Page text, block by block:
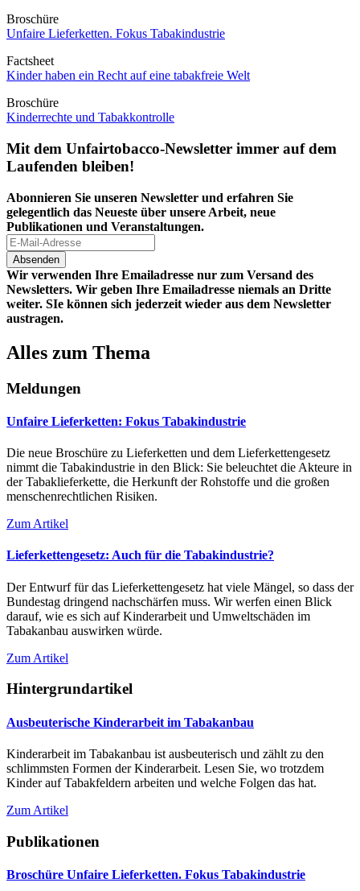
Broschüre
Unfaire Lieferketten. Fokus Tabakindustrie
Factsheet
Kinder haben ein Recht auf eine tabakfreie Welt
Broschüre
Kinderrechte und Tabakkontrolle
Mit dem Unfairtobacco-Newsletter immer auf dem
Laufenden bleiben!
Abonnieren Sie unseren Newsletter und erfahren Sie
gelegentlich das Neueste über unsere Arbeit, neue
Publikationen und Veranstaltungen.
Wir verwenden Ihre Emailadresse nur zum Versand des
Newsletters. Wir geben Ihre Emailadresse niemals an Dritte
weiter. SIe können sich jederzeit wieder aus dem Newsletter
austragen.
Alles zum Thema
Meldungen
Unfaire Lieferketten: Fokus Tabakindustrie
Die neue Broschüre zu Lieferketten und dem Lieferkettengesetz
nimmt die Tabakindustrie in den Blick: Sie beleuchtet die Akteure in
der Tabaklieferkette, die Herkunft der Rohstoffe und die großen
menschenrechtlichen Risiken.
Zum Artikel
Lieferkettengesetz: Auch für die Tabakindustrie?
Der Entwurf für das Lieferkettengesetz hat viele Mängel, so dass der
Bundestag dringend nachschärfen muss. Wir werfen einen Blick
darauf, wie es sich auf Kinderarbeit und Umweltschäden im
Tabakanbau auswirken würde.
Zum Artikel
Hintergrundartikel
Ausbeuterische Kinderarbeit im Tabakanbau
Kinderarbeit im Tabakanbau ist ausbeuterisch und zählt zu den
schlimmsten Formen der Kinderarbeit. Lesen Sie, wo trotzdem
Kinder auf Tabakfeldern arbeiten und welche Folgen das hat.
Zum Artikel
Publikationen
Broschüre Unfaire Lieferketten. Fokus Tabakindustrie